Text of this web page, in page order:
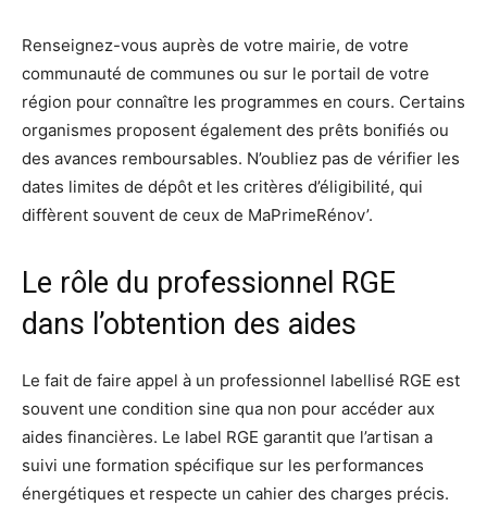
Renseignez-vous auprès de votre mairie, de votre
communauté de communes ou sur le portail de votre
région pour connaître les programmes en cours. Certains
organismes proposent également des prêts bonifiés ou
des avances remboursables. N’oubliez pas de vérifier les
dates limites de dépôt et les critères d’éligibilité, qui
diffèrent souvent de ceux de MaPrimeRénov’.
Le rôle du professionnel RGE
dans l’obtention des aides
Le fait de faire appel à un professionnel labellisé RGE est
souvent une condition sine qua non pour accéder aux
aides financières. Le label RGE garantit que l’artisan a
suivi une formation spécifique sur les performances
énergétiques et respecte un cahier des charges précis.